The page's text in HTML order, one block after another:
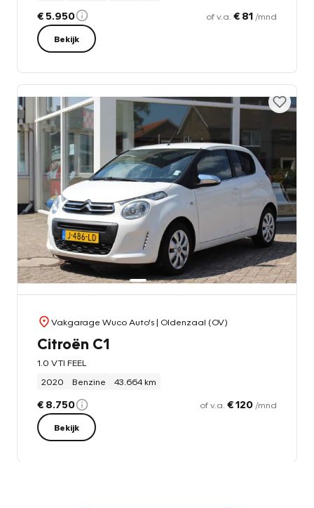
€ 5.950 of v.a. € 81 /mnd
Bekijk
Vakgarage Wuco Auto's| Oldenzaal (OV)
Citroën C1
1.0 VTI FEEL
2020
Benzine 43.664 km
€ 8.750 of v.a. € 120 /mnd
Bekijk